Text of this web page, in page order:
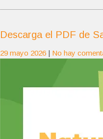
Descarga el PDF de
29 mayo 2026 | No hay